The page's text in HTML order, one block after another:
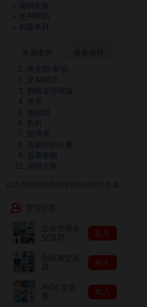
编辑实验
使用帮助
创建条目
馬克斯·韋伯
交易術語
戰略管理理論
債券
邏輯與
飲料
經濟學
高新技術企業
股票振幅
南韓企業
加入
加入
加入